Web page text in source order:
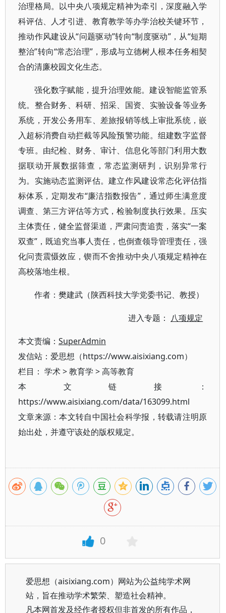
治理格局。以中央八项规定精神为牵引，深度融入学
科评估、人才引进、教育教学等办学治校关键环节，
推动作风建设从“问题驱动”转向“制度驱动”，从“短期
整治”转向“常态治理”，形成与立德树人根本任务相契
合的清廉校园文化生态。
强化数字赋能，提升治理效能。建设智能监管系
统。整合财务、科研、招采、国资、实验设备等业务
系统，开发公务用车、差旅报销等线上审批系统，嵌
入超标消费自动拦截等风险预警功能。组建数字监督
专班。由纪检、财务、审计、信息化等部门利用大数
据联动开展数据筛查，常态监测研判，识别异常行
为。实施动态监测评估。建立作风建设常态化评估指
标体系，定期发布“廉洁指数报告”，通过师生满意度
调查、第三方评估等方式，检验制度执行效果。压实
主体责任，健全监督渠道，严肃问责追责，落实“一案
双查”，既追究当事人责任，也倒查领导管理责任，强
化问责震慑效应，锲而不舍推动中央八项规定精神在
高校落地生根。
作者：樊建武（陕西科技大学党委书记、教授）
进入专题： 八项规定
本文责编： SuperAdmin
发信站：爱思想（https://www.aisixiang.com）
栏目： 学术>教育学 >高等教育
本文链接：
https://www.aisixiang.com/data/163099.html
文章来源：本文转自中国社会科学报，转载请注明原
始出处，并遵守该处的版权规定。
0
爱思想（aisixiang.com）网站为公益纯学术网
站，旨在推动学术繁荣、塑造社会精神。
凡本网首发及经作者授权但非首发的所有作品，